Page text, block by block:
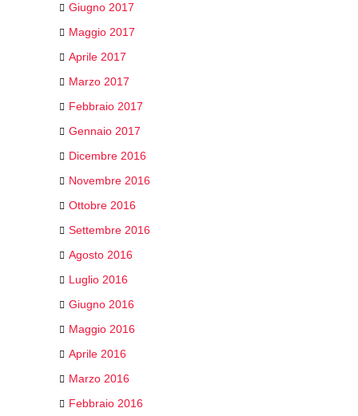
Giugno 2017
Maggio 2017
Aprile 2017
Marzo 2017
Febbraio 2017
Gennaio 2017
Dicembre 2016
Novembre 2016
Ottobre 2016
Settembre 2016
Agosto 2016
Luglio 2016
Giugno 2016
Maggio 2016
Aprile 2016
Marzo 2016
Febbraio 2016